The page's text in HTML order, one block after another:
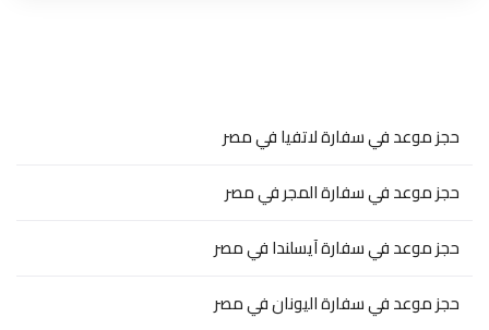
حجز موعد في سفارة لاتفيا في مصر
حجز موعد في سفارة المجر في مصر
حجز موعد في سفارة آيسلندا في مصر
حجز موعد في سفارة اليونان في مصر